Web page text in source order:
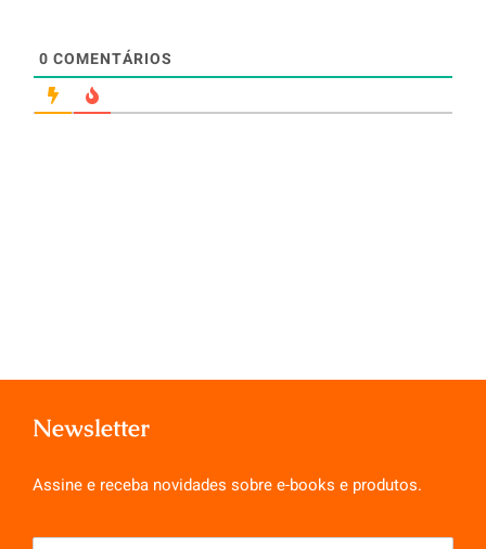
0 COMENTÁRIOS
Newsletter
Assine e receba novidades sobre e-books e produtos.